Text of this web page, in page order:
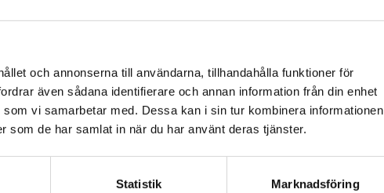
och annonserna till användarna, tillhandahålla funktioner för
även sådana identifierare och annan information från din enhet
vi samarbetar med. Dessa kan i sin tur kombinera informationen
som de har samlat in när du har använt deras tjänster.
Statistik Marknadsföring